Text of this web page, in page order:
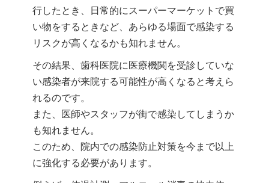
行したとき、日常的にスーパーマーケットで買
い物をするときなど、あらゆる場面で感染する
リスクが高くなるかも知れません。
その結果、歯科医院に医療機関を受診していな
い感染者が来院する可能性が高くなると考えら
れるのです。
また、医師やスタッフが街で感染してしまうか
も知れません。
このため、院内での感染防止対策を今まで以上
に強化する必要があります。